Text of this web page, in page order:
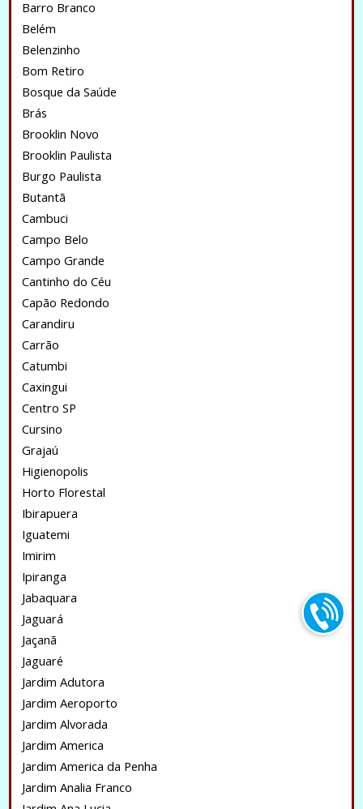
Barro Branco
Belém
Belenzinho
Bom Retiro
Bosque da Saúde
Brás
Brooklin Novo
Brooklin Paulista
Burgo Paulista
Butantã
Cambuci
Campo Belo
Campo Grande
Cantinho do Céu
Capão Redondo
Carandiru
Carrão
Catumbi
Caxingui
Centro SP
Cursino
Grajaú
Higienopolis
Horto Florestal
Ibirapuera
Iguatemi
Imirim
Ipiranga
Jabaquara
Jaguará
Jaçanã
Jaguaré
Jardim Adutora
Jardim Aeroporto
Jardim Alvorada
Jardim America
Jardim America da Penha
Jardim Analia Franco